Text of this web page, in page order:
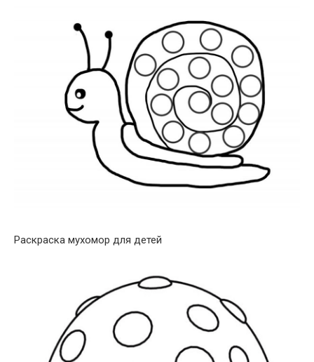
Раскраска мухомор для детей